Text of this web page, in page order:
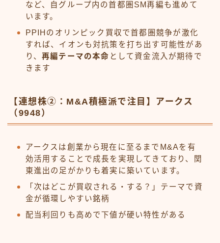
など、自グループ内の首都圏SM再編も進めて
います。
PPIHのオリンピック買収で首都圏競争が激化
すれば、イオンも対抗策を打ち出す可能性があ
り、 再編テーマの本命 として資金流入が期待で
きます
【連想株②：M&A積極派で注目】アークス
（9948）
アークスは創業から現在に至るまでM&Aを有
効活用することで成長を実現してきており、関
東進出の足がかりも着実に築いています。
「次はどこが買収される・する？」テーマで資
金が循環しやすい銘柄
配当利回りも高めで下値が硬い特性がある